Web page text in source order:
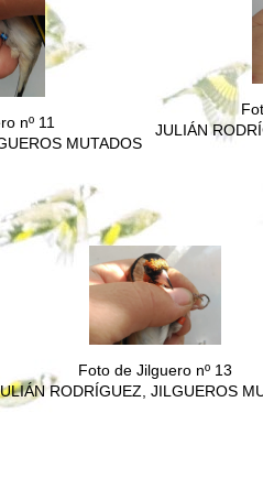
nº 11
MUTADOS
JULIÁN
Foto de Jilguero nº 13
RODRÍGUEZ, JILGUEROS